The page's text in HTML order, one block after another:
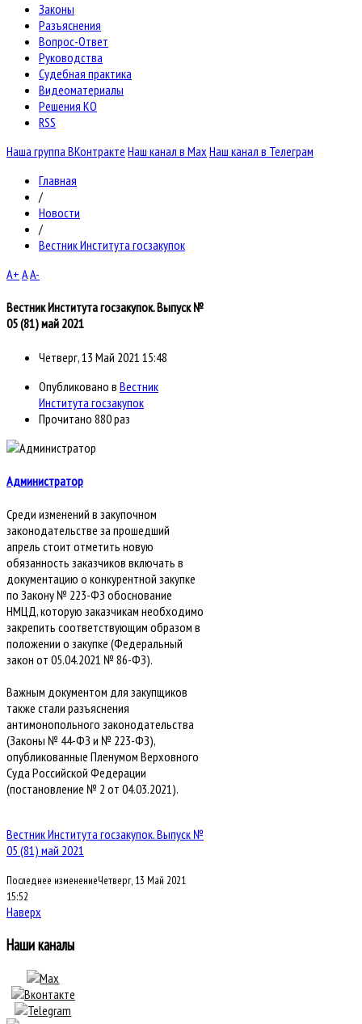
Законы
Разъяснения
Вопрос-Ответ
Руководства
Судебная практика
Видеоматериалы
Решения КО
RSS
Наша группа ВКонтракте Наш канал в Max Наш канал в Телеграм
Главная
/
Новости
/
Вестник Института госзакупок
A+ AA-
Вестник Института госзакупок. Выпуск №
05 (81) май 2021
Четверг, 13 Май 2021 15:48
Опубликовано в Вестник
Института госзакупок
Прочитано 880 раз
Администратор
Среди изменений в закупочном
законодательстве за прошедший
апрель стоит отметить новую
обязанность заказчиков включать в
документацию о конкурентной закупке
по Закону № 223-ФЗ обоснование
НМЦД, которую заказчикам необходимо
закрепить соответствующим образом в
положении о закупке (Федеральный
закон от 05.04.2021 № 86-ФЗ).
Важным документом для закупщиков
также стали разъяснения
антимонопольного законодательства
(Законы № 44-ФЗ и № 223-ФЗ),
опубликованные Пленумом Верховного
Суда Российской Федерации
(постановление № 2 от 04.03.2021).
Вестник Института госзакупок. Выпуск №
05 (81) май 2021
Последнее изменениеЧетверг, 13 Май 2021
15:52
Наверх
Наши каналы